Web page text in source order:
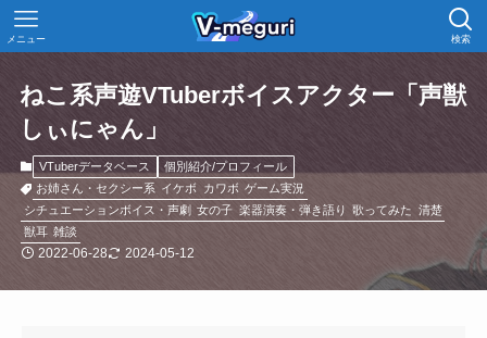
検索
メニュー
ねこ系声遊VTuberボイスアクター「声獣
しぃにゃん」
VTuberデータベース
個別紹介/プロフィール
お姉さん・セクシー系 イケボ カワボ ゲーム実況
シチュエーションボイス・声劇 女の子 楽器演奏・弾き語り 歌ってみた 清楚
獣耳 雑談
2022-06-28 2024-05-12